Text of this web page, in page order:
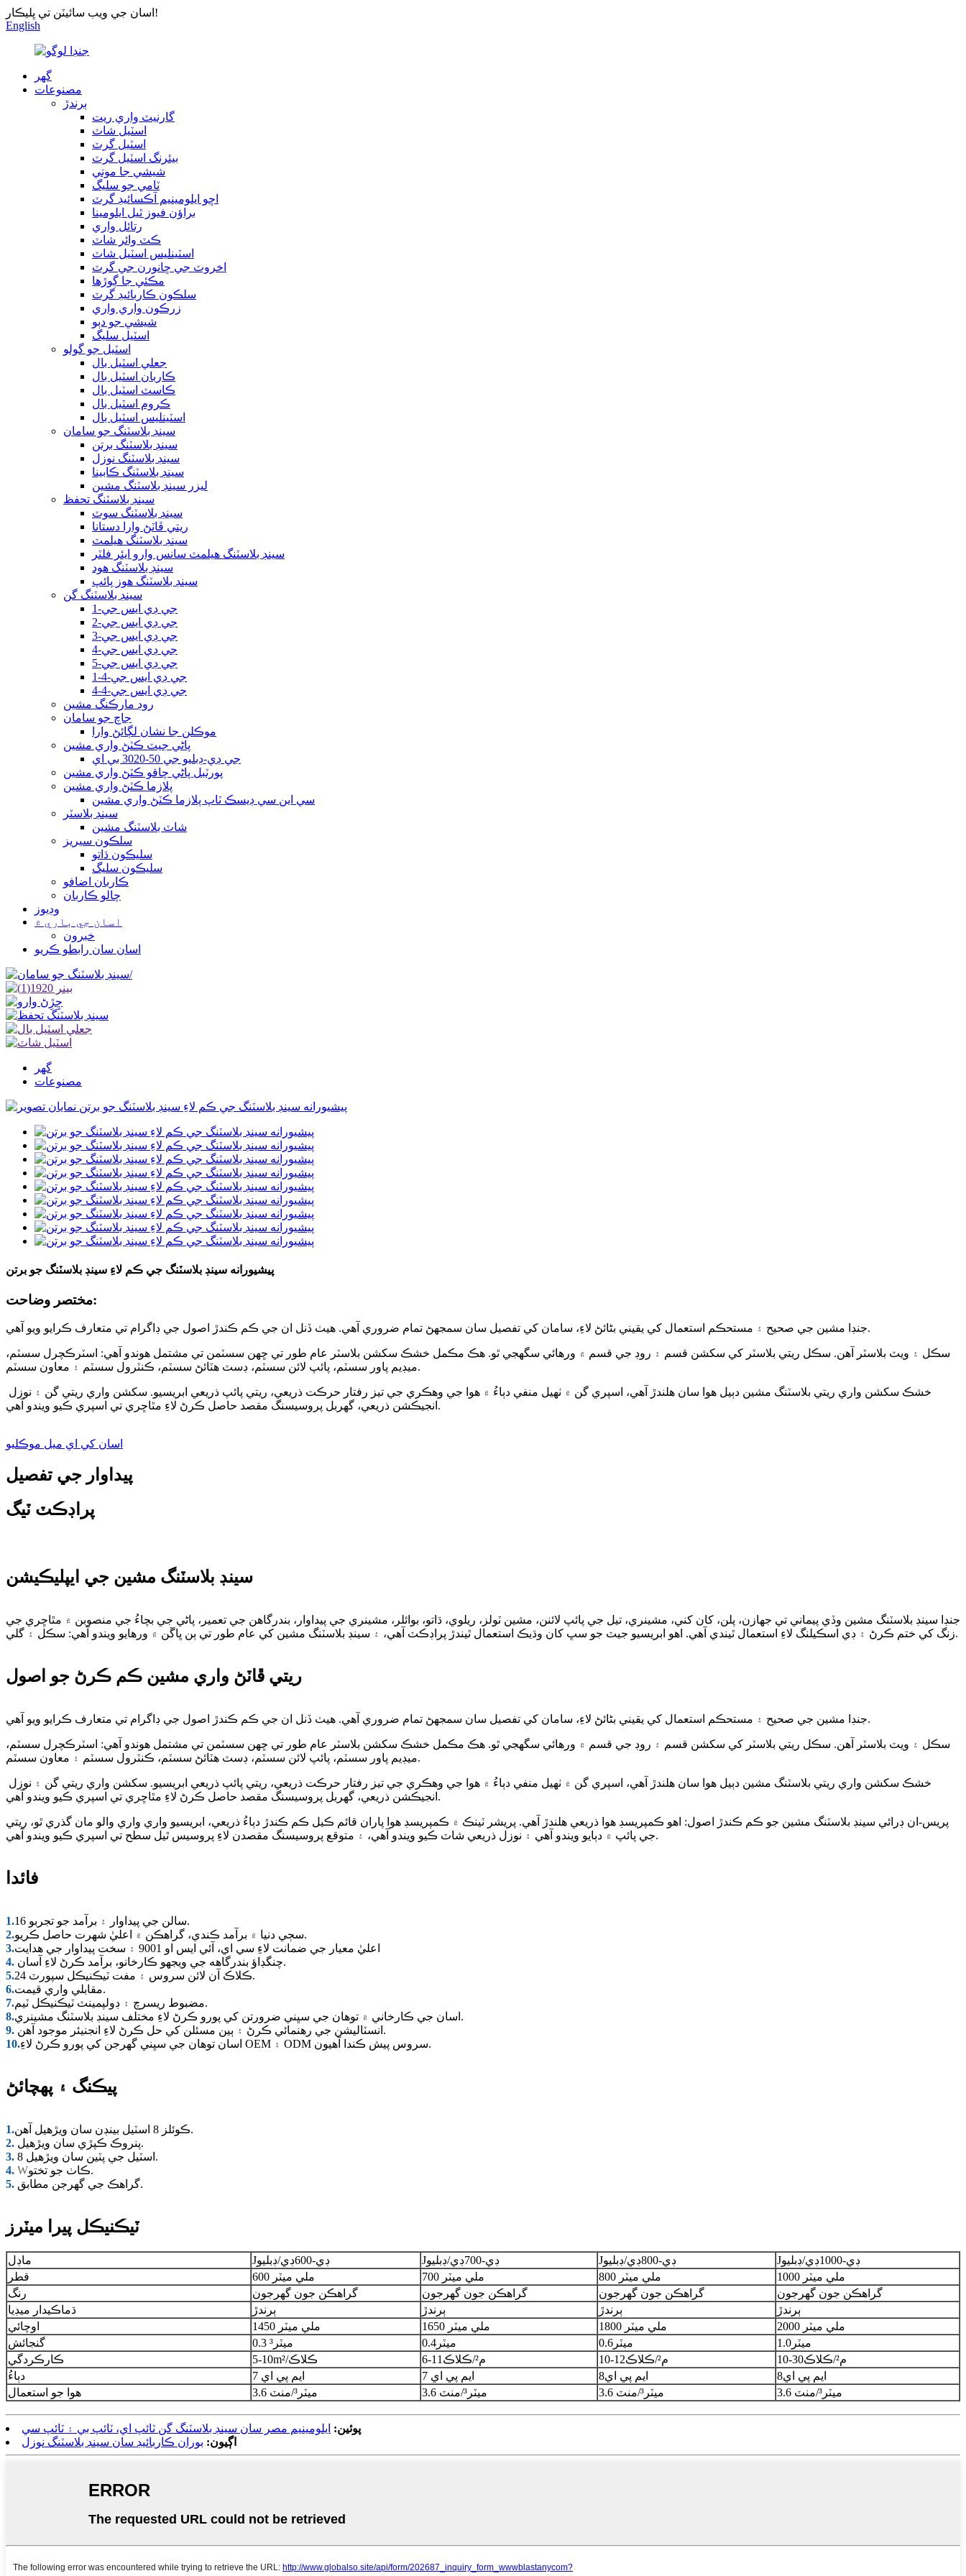
اسان جي ويب سائيٽن تي ڀليڪار!
English
گھر
مصنوعات
ٻرندڙ
گارنيٽ واري ريت
اسٽيل شاٽ
اسٽيل گرٽ
بيئرنگ اسٽيل گرٽ
شيشي جا موتي
ٽامي جو سليگ
اڇو ايلومينيم آڪسائيڊ گرٽ
براؤن فيوز ٿيل ايلومينا
رتائل واري
ڪٽ وائر شاٽ
اسٽينلیس اسٽيل شاٽ
اخروٽ جي ڇانورن جي گرٽ
مڪئي جا ڳوڙها
سلڪون ڪاربائيڊ گرٽ
زرڪون واري واري
شيشي جو دٻو
اسٽيل سليگ
اسٽيل جو گولو
جعلي اسٽيل بال
ڪاربان اسٽيل بال
ڪاسٽ اسٽيل بال
ڪروم اسٽيل بال
اسٽينلیس اسٽيل بال
سينڊ بلاسٽنگ جو سامان
سينڊ بلاسٽنگ برتن
سينڊ بلاسٽنگ نوزل
سينڊ بلاسٽنگ ڪابينا
ليزر سينڊ بلاسٽنگ مشين
سينڊ بلاسٽنگ تحفظ
سينڊ بلاسٽنگ سوٽ
ريتي ڦاٽڻ وارا دستانا
سينڊ بلاسٽنگ هيلمٽ
سينڊ بلاسٽنگ هيلمٽ سانس وارو ايئر فلٽر
سينڊ بلاسٽنگ هود
سينڊ بلاسٽنگ هوز پائپ
سينڊ بلاسٽنگ گن
جي ڊي ايس جي-1
جي ڊي ايس جي-2
جي ڊي ايس جي-3
جي ڊي ايس جي-4
جي ڊي ايس جي-5
جي ڊي ايس جي-4-1
جي ڊي ايس جي-4-4
روڊ مارڪنگ مشين
جاچ جو سامان
موڪلن جا نشان لڳائڻ وارا
پاڻي جيٽ ڪٽڻ واري مشين
جي ڊي-ڊبليو جي 50-3020 بي اي
پورٽبل پاڻي چاقو ڪٽڻ واري مشين
پلازما ڪٽڻ واري مشين
سي اين سي ڊيسڪ ٽاپ پلازما ڪٽڻ واري مشين
سينڊ بلاسٽر
شاٽ بلاسٽنگ مشين
سلڪون سيريز
سليڪون ڌاتو
سليڪون سليگ
ڪاربان اضافو
چالو ڪاربان
وڊيوز
اسان جي باري ۾
خبرون
اسان سان رابطو ڪريو
گھر
مصنوعات
پيشيورانه سينڊ بلاسٽنگ جي ڪم لاءِ سينڊ بلاسٽنگ جو برتن
مختصر وضاحت:
جنڊا مشين جي صحيح ۽ مستحڪم استعمال کي يقيني بڻائڻ لاءِ، سامان کي تفصيل سان سمجهڻ تمام ضروري آهي. هيٺ ڏنل ان جي ڪم ڪندڙ اصول جي ڊاگرام تي متعارف ڪرايو ويو آهي.
سڪل ۽ ويٽ بلاسٽر آهن. سڪل ريتي بلاسٽر کي سکشن قسم ۽ روڊ جي قسم ۾ ورهائي سگهجي ٿو. هڪ مڪمل خشڪ سکشن بلاسٽر عام طور تي ڇهن سسٽمن تي مشتمل هوندو آهي: اسٽرڪچرل سسٽم،
ميڊيم پاور سسٽم، پائپ لائن سسٽم، ڊسٽ هٽائڻ سسٽم، ڪنٽرول سسٽم ۽ معاون سسٽم.
خشڪ سکشن واري ريتي بلاسٽنگ مشين دٻيل هوا سان هلندڙ آهي، اسپري گن ۾ ٺهيل منفي دٻاءُ ۾ هوا جي وهڪري جي تيز رفتار حرڪت ذريعي، ريتي پائپ ذريعي ابريسيو. سکشن واري ريتي گن ۽ نوزل ​​
انجيڪشن ذريعي، گهربل پروسيسنگ مقصد حاصل ڪرڻ لاءِ مٿاڇري تي اسپري ڪيو ويندو آهي.
اسان کي اي ميل موڪليو
پيداوار جي تفصيل
پراڊڪٽ ٽيگ
سينڊ بلاسٽنگ مشين جي ايپليڪيشن
جنڊا سينڊ بلاسٽنگ مشين وڏي پيماني تي جهازن، پلن، کان کني، مشينري، تيل جي پائپ لائنن، مشين ٽولز، ريلوي، ڌاتو، بوائلر، مشينري جي پيداوار، بندرگاهن جي تعمير، پاڻي جي بچاءُ جي منصوبن ۾ مٿاڇري جي
زنگ کي ختم ڪرڻ ۽ ڊي اسڪيلنگ لاءِ استعمال ٿيندي آهي. اهو ابريسيو جيٽ جو سڀ کان وڌيڪ استعمال ٿيندڙ پراڊڪٽ آهي، ۽ سينڊ بلاسٽنگ مشين کي عام طور تي ٻن ڀاڱن ۾ ورهايو ويندو آهي: سڪل ۽ گلي.
ريتي ڦاٽڻ واري مشين ڪم ڪرڻ جو اصول
جنڊا مشين جي صحيح ۽ مستحڪم استعمال کي يقيني بڻائڻ لاءِ، سامان کي تفصيل سان سمجهڻ تمام ضروري آهي. هيٺ ڏنل ان جي ڪم ڪندڙ اصول جي ڊاگرام تي متعارف ڪرايو ويو آهي.
سڪل ۽ ويٽ بلاسٽر آهن. سڪل ريتي بلاسٽر کي سکشن قسم ۽ روڊ جي قسم ۾ ورهائي سگهجي ٿو. هڪ مڪمل خشڪ سکشن بلاسٽر عام طور تي ڇهن سسٽمن تي مشتمل هوندو آهي: اسٽرڪچرل سسٽم،
ميڊيم پاور سسٽم، پائپ لائن سسٽم، ڊسٽ هٽائڻ سسٽم، ڪنٽرول سسٽم ۽ معاون سسٽم.
خشڪ سکشن واري ريتي بلاسٽنگ مشين دٻيل هوا سان هلندڙ آهي، اسپري گن ۾ ٺهيل منفي دٻاءُ ۾ هوا جي وهڪري جي تيز رفتار حرڪت ذريعي، ريتي پائپ ذريعي ابريسيو. سکشن واري ريتي گن ۽ نوزل ​​
انجيڪشن ذريعي، گهربل پروسيسنگ مقصد حاصل ڪرڻ لاءِ مٿاڇري تي اسپري ڪيو ويندو آهي.
پريس-ان ڊرائي سينڊ بلاسٽنگ مشين جو ڪم ڪندڙ اصول: اهو ڪمپريسڊ هوا ذريعي هلندڙ آهي. پريشر ٽينڪ ۾ ڪمپريسڊ هوا پاران قائم ڪيل ڪم ڪندڙ دٻاءُ ذريعي، ابريسيو واري واري والو مان گذري ٿو، ريتي
جي پائپ ۾ دٻايو ويندو آهي ۽ نوزل ​​ذريعي شاٽ ڪيو ويندو آهي، ۽ متوقع پروسيسنگ مقصدن لاءِ پروسيس ٿيل سطح تي اسپري ڪيو ويندو آهي.
فائدا
1.
16 سالن جي پيداوار ۽ برآمد جو تجربو.
2.
سڄي دنيا ۾ برآمد ڪندي، گراهڪن ۾ اعليٰ شهرت حاصل ڪريو.
3.
اعليٰ معيار جي ضمانت لاءِ سي اي، آئي ايس او 9001 ۽ سخت پيداوار جي هدايت
4.
چنگڊاؤ بندرگاهه جي ويجهو ڪارخانو، برآمد ڪرڻ لاءِ آسان.
5.
24 ڪلاڪ آن لائن سروس ۽ مفت ٽيڪنيڪل سپورٽ.
6.
مقابلي واري قيمت.
7.
مضبوط ريسرچ ۽ ڊولپمينٽ ٽيڪنيڪل ٽيم.
8.
اسان جي ڪارخاني ۾ توهان جي سڀني ضرورتن کي پورو ڪرڻ لاءِ مختلف سينڊ بلاسٽنگ مشينري.
9.
انسٽاليشن جي رهنمائي ڪرڻ ۽ ٻين مسئلن کي حل ڪرڻ لاءِ انجنيئر موجود آهن.
10.
اسان توهان جي سڀني گهرجن کي پورو ڪرڻ لاءِ OEM ۽ ODM سروس پيش ڪندا آهيون.
پيڪنگ ۽ پهچائڻ
1.
ڪوئلز 8 اسٽيل بينڊن سان ويڙهيل آهن.
2.
پنروڪ ڪپڙي سان ويڙهيل.
3.
8 اسٽيل جي پٽين سان ويڙهيل.
4. W
ڪاٺ جو تختو.
5.
گراهڪ جي گهرجن مطابق.
ٽيڪنيڪل پيرا ميٽرز
ماڊل J ڊي-600 ڊي/ڊبليو J ڊي-700 ڊي/ڊبليو J ڊي-800 ڊي/ڊبليو J ڊي-1000
ڊي/ڊبليو
قطر
600 ملي ميٽر 7 00 ملي ميٽر 8 00 ملي ميٽر 10
00 ملي ميٽر
رنگ
گراهڪن جون گهرجون گراهڪن جون گهرجون گراهڪن جون گهرجون
گراهڪن جون گهرجون
ڌماڪيدار ميڊيا
ٻرندڙ ٻرندڙ ٻرندڙ
ٻرندڙ
اوچائي
1450 ملي ميٽر 16 50 ملي ميٽر 180 0 ملي ميٽر 200
0 ملي ميٽر
گنجائش
0.3 ميٽر³ 0.4 ميٽر 0.6 ميٽر 1.0 ميٽر
ڪارڪردگي
5-10m²/ڪلاڪ 6-1 1 م²/ڪلاڪ 10-12 م²/ڪلاڪ 10-30
م²/ڪلاڪ
دٻاءُ
7 ايم پي اي 7 ايم پي اي 8ايم پي اي 8ايم پي اي
هوا جو استعمال
3.6 ميٽر³/منٽ 3.6 ميٽر³/منٽ 3.6 ميٽر³/منٽ 3.6 ميٽر³/منٽ
پوئين: ايلومينيم مصر سان سينڊ بلاسٽنگ گن ٽائپ اي، ٽائپ بي ۽ ٽائپ سي
اڳيون: بوران ڪاربائيڊ سان سينڊ بلاسٽنگ نوزل